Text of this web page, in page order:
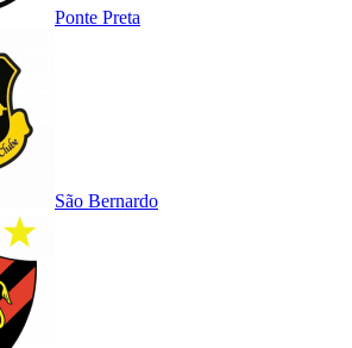
Ponte Preta
São Bernardo